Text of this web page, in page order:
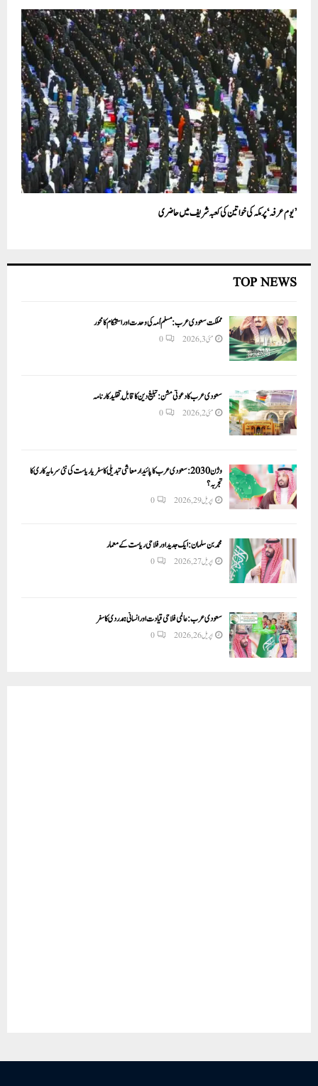
’یوم عرفہ‘ پر مکہ کی خواتین کی کعبہ شریف میں حاضری
TOP NEWS
مملکت سعودی عرب: مسلم اُمہ کی وحدت اور استحکام کا محور
مئی 3, 2026 0
سعودی عرب کا دعوتی مشن: تبلیغ دین کا قابلِ تقلید کارنامہ
مئی 2, 2026 0
وژن 2030:سعودی عرب کا پائیدار معاشی تبدیلی کا سفر یا ریاست کی نئی سرمایہ کاری کا
تجربہ؟
اپریل 29, 2026 0
محمد بن سلمان: ایک جدید اور فلاحی ریاست کے معمار
اپریل 27, 2026 0
سعودی عرب: عالمی فلاحی قیادت اور انسانی ہمدردی کا سفر
اپریل 26, 2026 0